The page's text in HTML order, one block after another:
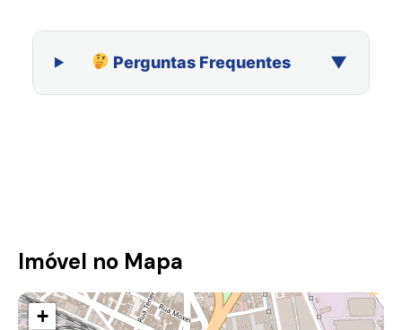
Perguntas Frequentes
Imóvel no Mapa
+